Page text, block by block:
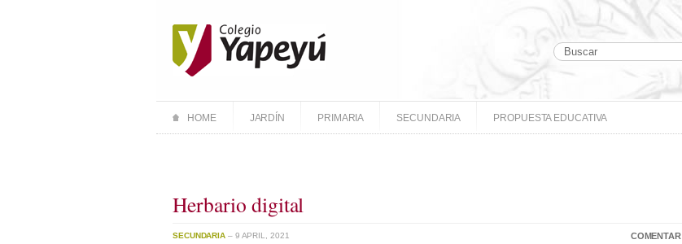
HOME JARDÍN PRIMARIA SECUNDARIA PROPUESTA EDUCATIVA
Herbario digital
SECUNDARIA – 9 APRIL, 2021 COMENTAR